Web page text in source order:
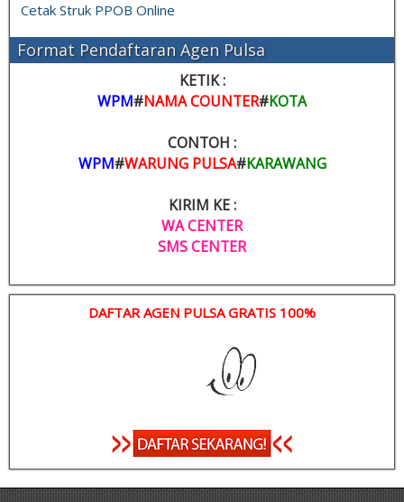
Cetak Struk PPOB Online
Format Pendaftaran Agen Pulsa
KETIK :
WPM#NAMA COUNTER#KOTA
CONTOH :
WPM#WARUNG PULSA#KARAWANG
KIRIM KE :
WA CENTER
SMS CENTER
DAFTAR AGEN PULSA GRATIS 100%